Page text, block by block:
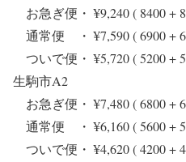
お急ぎ便・ ¥9,240 ( 8400
通常便 ・ ¥7,590 ( 6900 +
ついで便・ ¥5,720 ( 5200
生駒市A2
お急ぎ便・ ¥7,480 ( 6800
通常便 ・ ¥6,160 ( 5600 +
ついで便・ ¥4,620 ( 4200